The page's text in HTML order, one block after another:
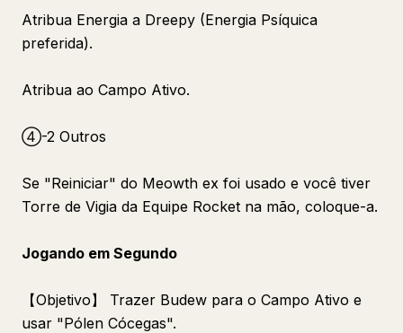
Atribua Energia a Dreepy (Energia Psíquica
preferida).
Atribua ao Campo Ativo.
④-2 Outros
Se "Reiniciar" do Meowth ex foi usado e você tiver
Torre de Vigia da Equipe Rocket na mão, coloque-a.
Jogando em Segundo
【Objetivo】 Trazer Budew para o Campo Ativo e
usar "Pólen Cócegas".